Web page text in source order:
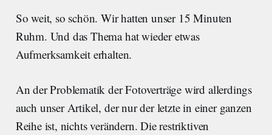
So weit, so schön. Wir hatten unser 15 Minuten
Ruhm. Und das Thema hat wieder etwas
Aufmerksamkeit erhalten.
An der Problematik der Fotoverträge wird allerdings
auch unser Artikel, der nur der letzte in einer ganzen
Reihe ist, nichts verändern. Die restriktiven